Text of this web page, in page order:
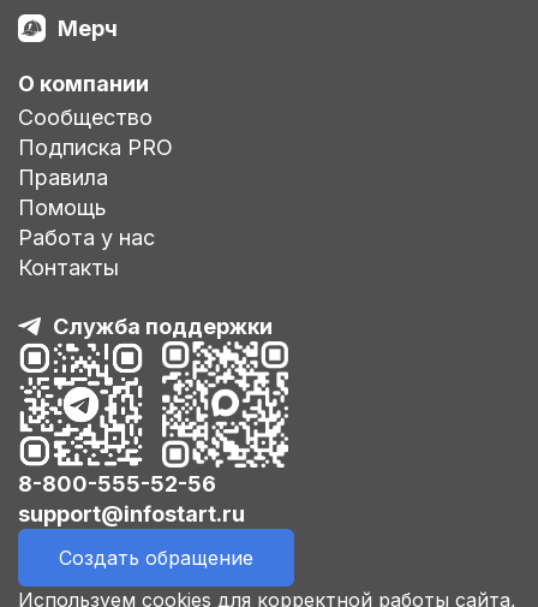
Мерч
О компании
Сообщество
Подписка PRO
Правила
Помощь
Работа у нас
Контакты
Служба поддержки
8-800-555-52-56
support@infostart.ru
Создать обращение
Используем cookies для корректной работы сайта,